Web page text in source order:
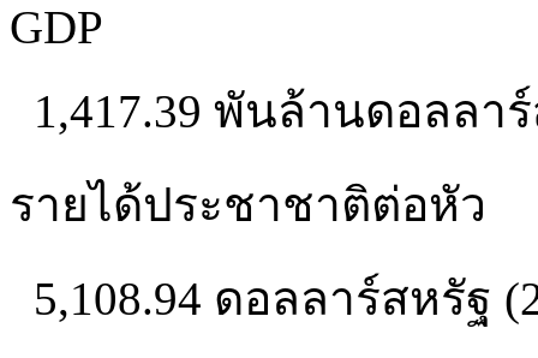
GDP
1,417.39 พันล้านดอลลา
รายได้ประชาชาติต่อหัว
5,108.94 ดอลลาร์สหรัฐ